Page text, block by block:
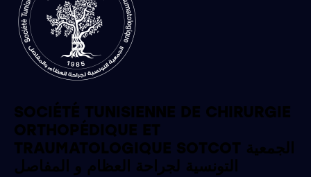
SOCIÉTÉ TUNISIENNE DE CHIRURGIE
ORTHOPÉDIQUE ET
TRAUMATOLOGIQUE SOTCOT الجمعية
التونسية لجراحة العظام و المفاصل